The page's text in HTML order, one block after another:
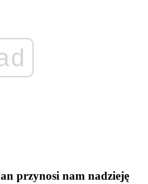
przynosi nam nadzieję